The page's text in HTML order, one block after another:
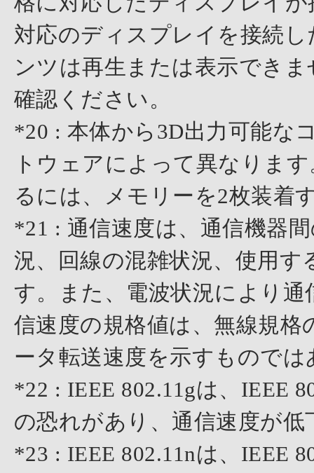
対応のディスプレイを接続
ンツは再生または表示でき
確認ください。
*20 : 本体から3D出力可能な
トウェアによって異なりま
るには、メモリーを2枚装着
*21 : 通信速度は、通信機器
況、回線の混雑状況、使用
す。また、電波状況により
信速度の規格値は、無線規
ータ転送速度を示すもので
*22 : IEEE 802.11gは、IEEE
の恐れがあり、通信速度が
*23 : IEEE 802.11nは、IEEE